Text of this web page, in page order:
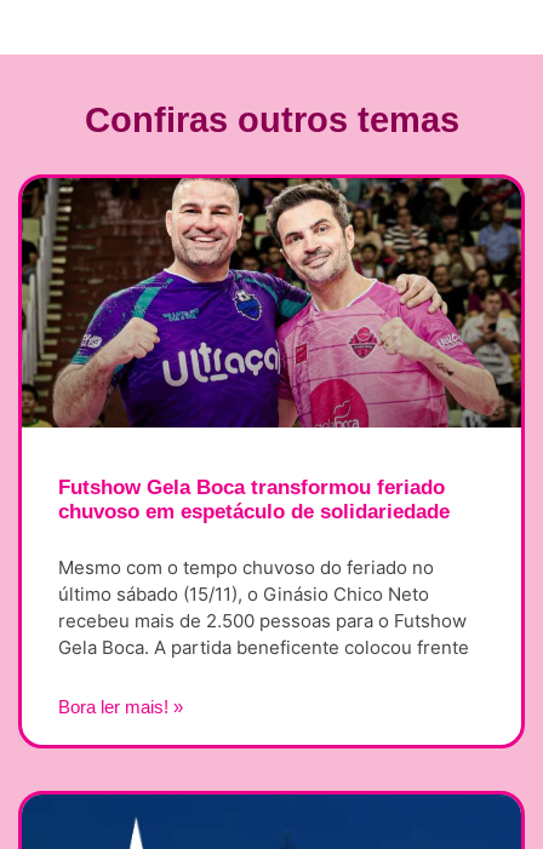
Confiras outros temas
Futshow Gela Boca transformou feriado
chuvoso em espetáculo de solidariedade
Mesmo com o tempo chuvoso do feriado no
último sábado (15/11), o Ginásio Chico Neto
recebeu mais de 2.500 pessoas para o Futshow
Gela Boca. A partida beneficente colocou frente
Bora ler mais! »